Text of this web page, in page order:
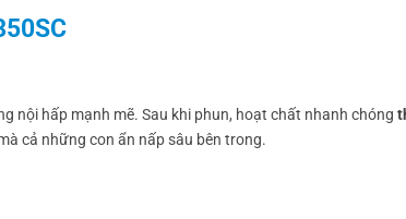
nội hấp mạnh mẽ. Sau khi phun, hoạt chất nhanh chóng
cả những con ẩn nấp sâu bên trong.